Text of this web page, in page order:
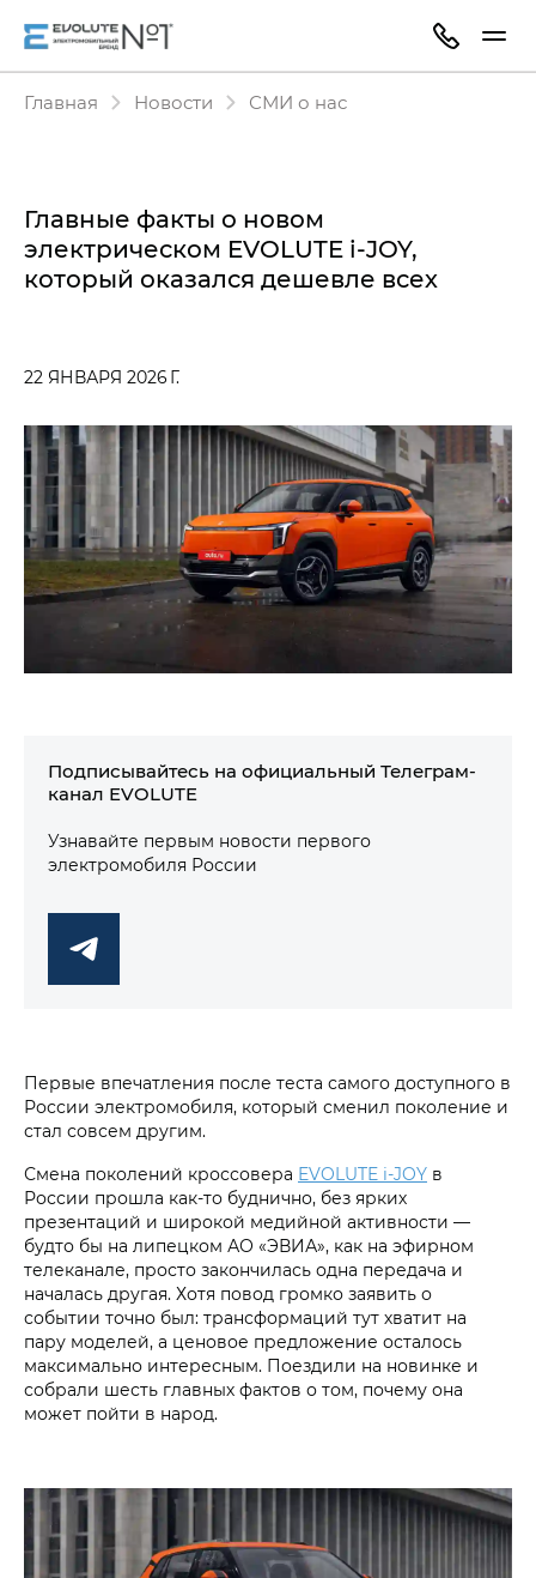
Главная Новости СМИ о нас
Главные факты о новом
электрическом EVOLUTE i‑JOY,
который оказался дешевле всех
22 ЯНВАРЯ 2026 Г.
Подписывайтесь на официальный Телеграм-
канал EVOLUTE
Узнавайте первым новости первого
электромобиля России
Первые впечатления после теста самого доступного в
России электромобиля, который сменил поколение и
стал совсем другим.
Смена поколений кроссовера EVOLUTE i‑JOY в
России прошла как-то буднично, без ярких
презентаций и широкой медийной активности —
будто бы на липецком АО «ЭВИА», как на эфирном
телеканале, просто закончилась одна передача и
началась другая. Хотя повод громко заявить о
событии точно был: трансформаций тут хватит на
пару моделей, а ценовое предложение осталось
максимально интересным. Поездили на новинке и
собрали шесть главных фактов о том, почему она
может пойти в народ.